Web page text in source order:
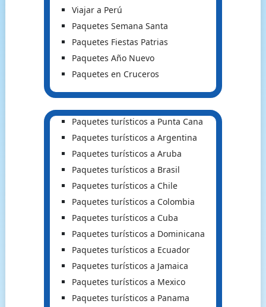
Viajar a Perú
Paquetes Semana Santa
Paquetes Fiestas Patrias
Paquetes Año Nuevo
Paquetes en Cruceros
Paquetes turísticos a Punta Cana
Paquetes turísticos a Argentina
Paquetes turísticos a Aruba
Paquetes turísticos a Brasil
Paquetes turísticos a Chile
Paquetes turísticos a Colombia
Paquetes turísticos a Cuba
Paquetes turísticos a Dominicana
Paquetes turísticos a Ecuador
Paquetes turísticos a Jamaica
Paquetes turísticos a Mexico
Paquetes turísticos a Panama